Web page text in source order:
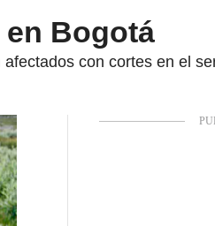
en Bogotá
con cortes en el